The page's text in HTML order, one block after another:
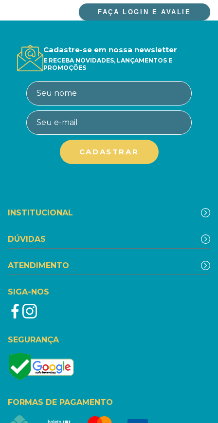
FAÇA LOGIN E AVALIE
Cadastre-se em nossa newsletter
E RECEBA NOVIDADES, LANÇAMENTOS E
PROMOÇÕES
INSTITUCIONAL
DÚVIDAS
ATENDIMENTO
SIGA-NOS
SEGURANÇA
FORMAS DE PAGAMENTO